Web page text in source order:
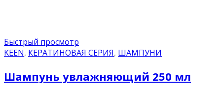
Быстрый просмотр
KEEN, КЕРАТИНОВАЯ СЕРИЯ, ШАМПУНИ
Шампунь увлажняющий 250 мл